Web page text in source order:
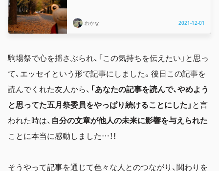
わかな 2021-12-01
駒場祭で心を揺さぶられ、「この気持ちを伝えたい」と思っ
て、エッセイという形で記事にしました。後日この記事を
読んでくれた友人から、 「あなたの記事を読んで、やめよう
と思ってた五月祭委員をやっぱり続けることにした」 と言
われた時は、 自分の文章が他人の未来に影響を与えられた
ことに本当に感動しました…！！
そうやって記事を通じて色々な人とのつながり、関わりを